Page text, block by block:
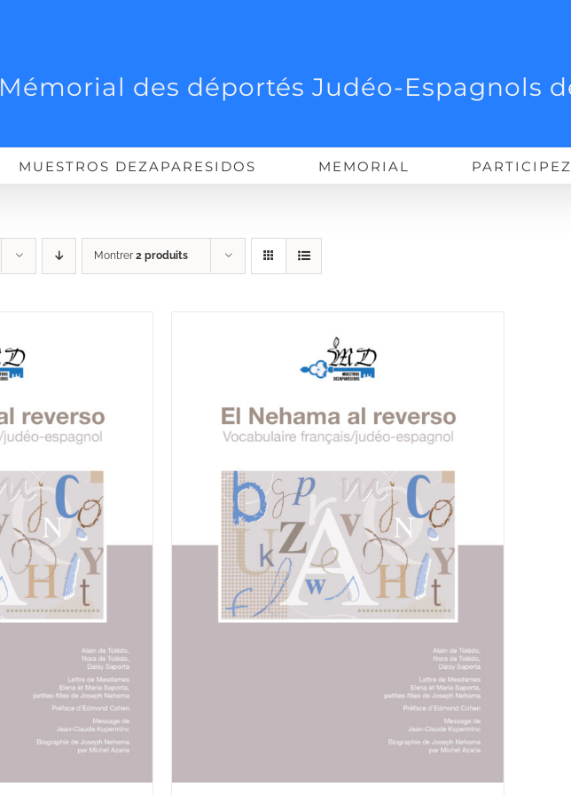
Mémorial des déportés Judéo-Espagnols
MUESTROS DEZAPARESIDOS MEMORIAL PARTICIPEZ
Montrer 2 produits